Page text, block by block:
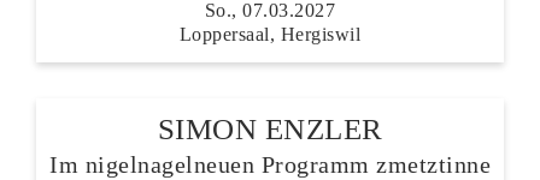
So., 07.03.2027
Loppersaal, Hergiswil
SIMON ENZLER
Im nigelnagelneuen Programm zmetztinne